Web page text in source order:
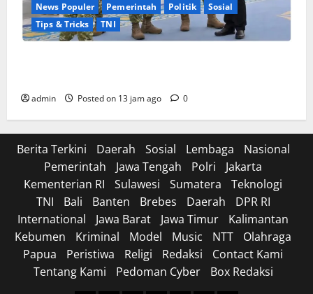
News Populer
Pemerintah Politik
Sosial
Tips & Tricks
TNI
admin Posted on 13 jam ago 0
Berita Terkini Daerah Sosial Lembaga
Nasional
Pemerintah
Jawa Tengah Polri
Jakarta
Kementerian RI
Sulawesi Sumatera
Teknologi
TNI
Bali Banten Brebes Daerah
DPR RI
International
Jawa Barat Jawa Timur
Kalimantan
Kebumen
Kriminal Model Music NTT
Olahraga
Papua
Peristiwa Religi Redaksi
Contact Kami
Tentang Kami
Pedoman Cyber Box Redaksi